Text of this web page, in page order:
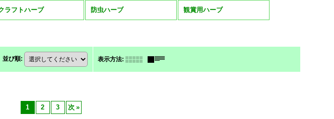
ラフトハーブ 防虫ハーブ 観賞用ハーブ
並び順: 表示方法:
1 2 3 次 »